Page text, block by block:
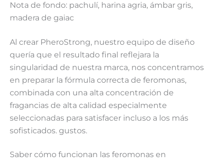
Nota de fondo: pachulí, harina agria, ámbar gris,
madera de gaiac
Al crear PheroStrong, nuestro equipo de diseño
quería que el resultado final reflejara la
singularidad de nuestra marca, nos concentramos
en preparar la fórmula correcta de feromonas,
combinada con una alta concentración de
fragancias de alta calidad especialmente
seleccionadas para satisfacer incluso a los más
sofisticados. gustos.
Saber cómo funcionan las feromonas en